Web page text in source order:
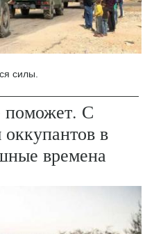
силы.
поможет. С
в
времена